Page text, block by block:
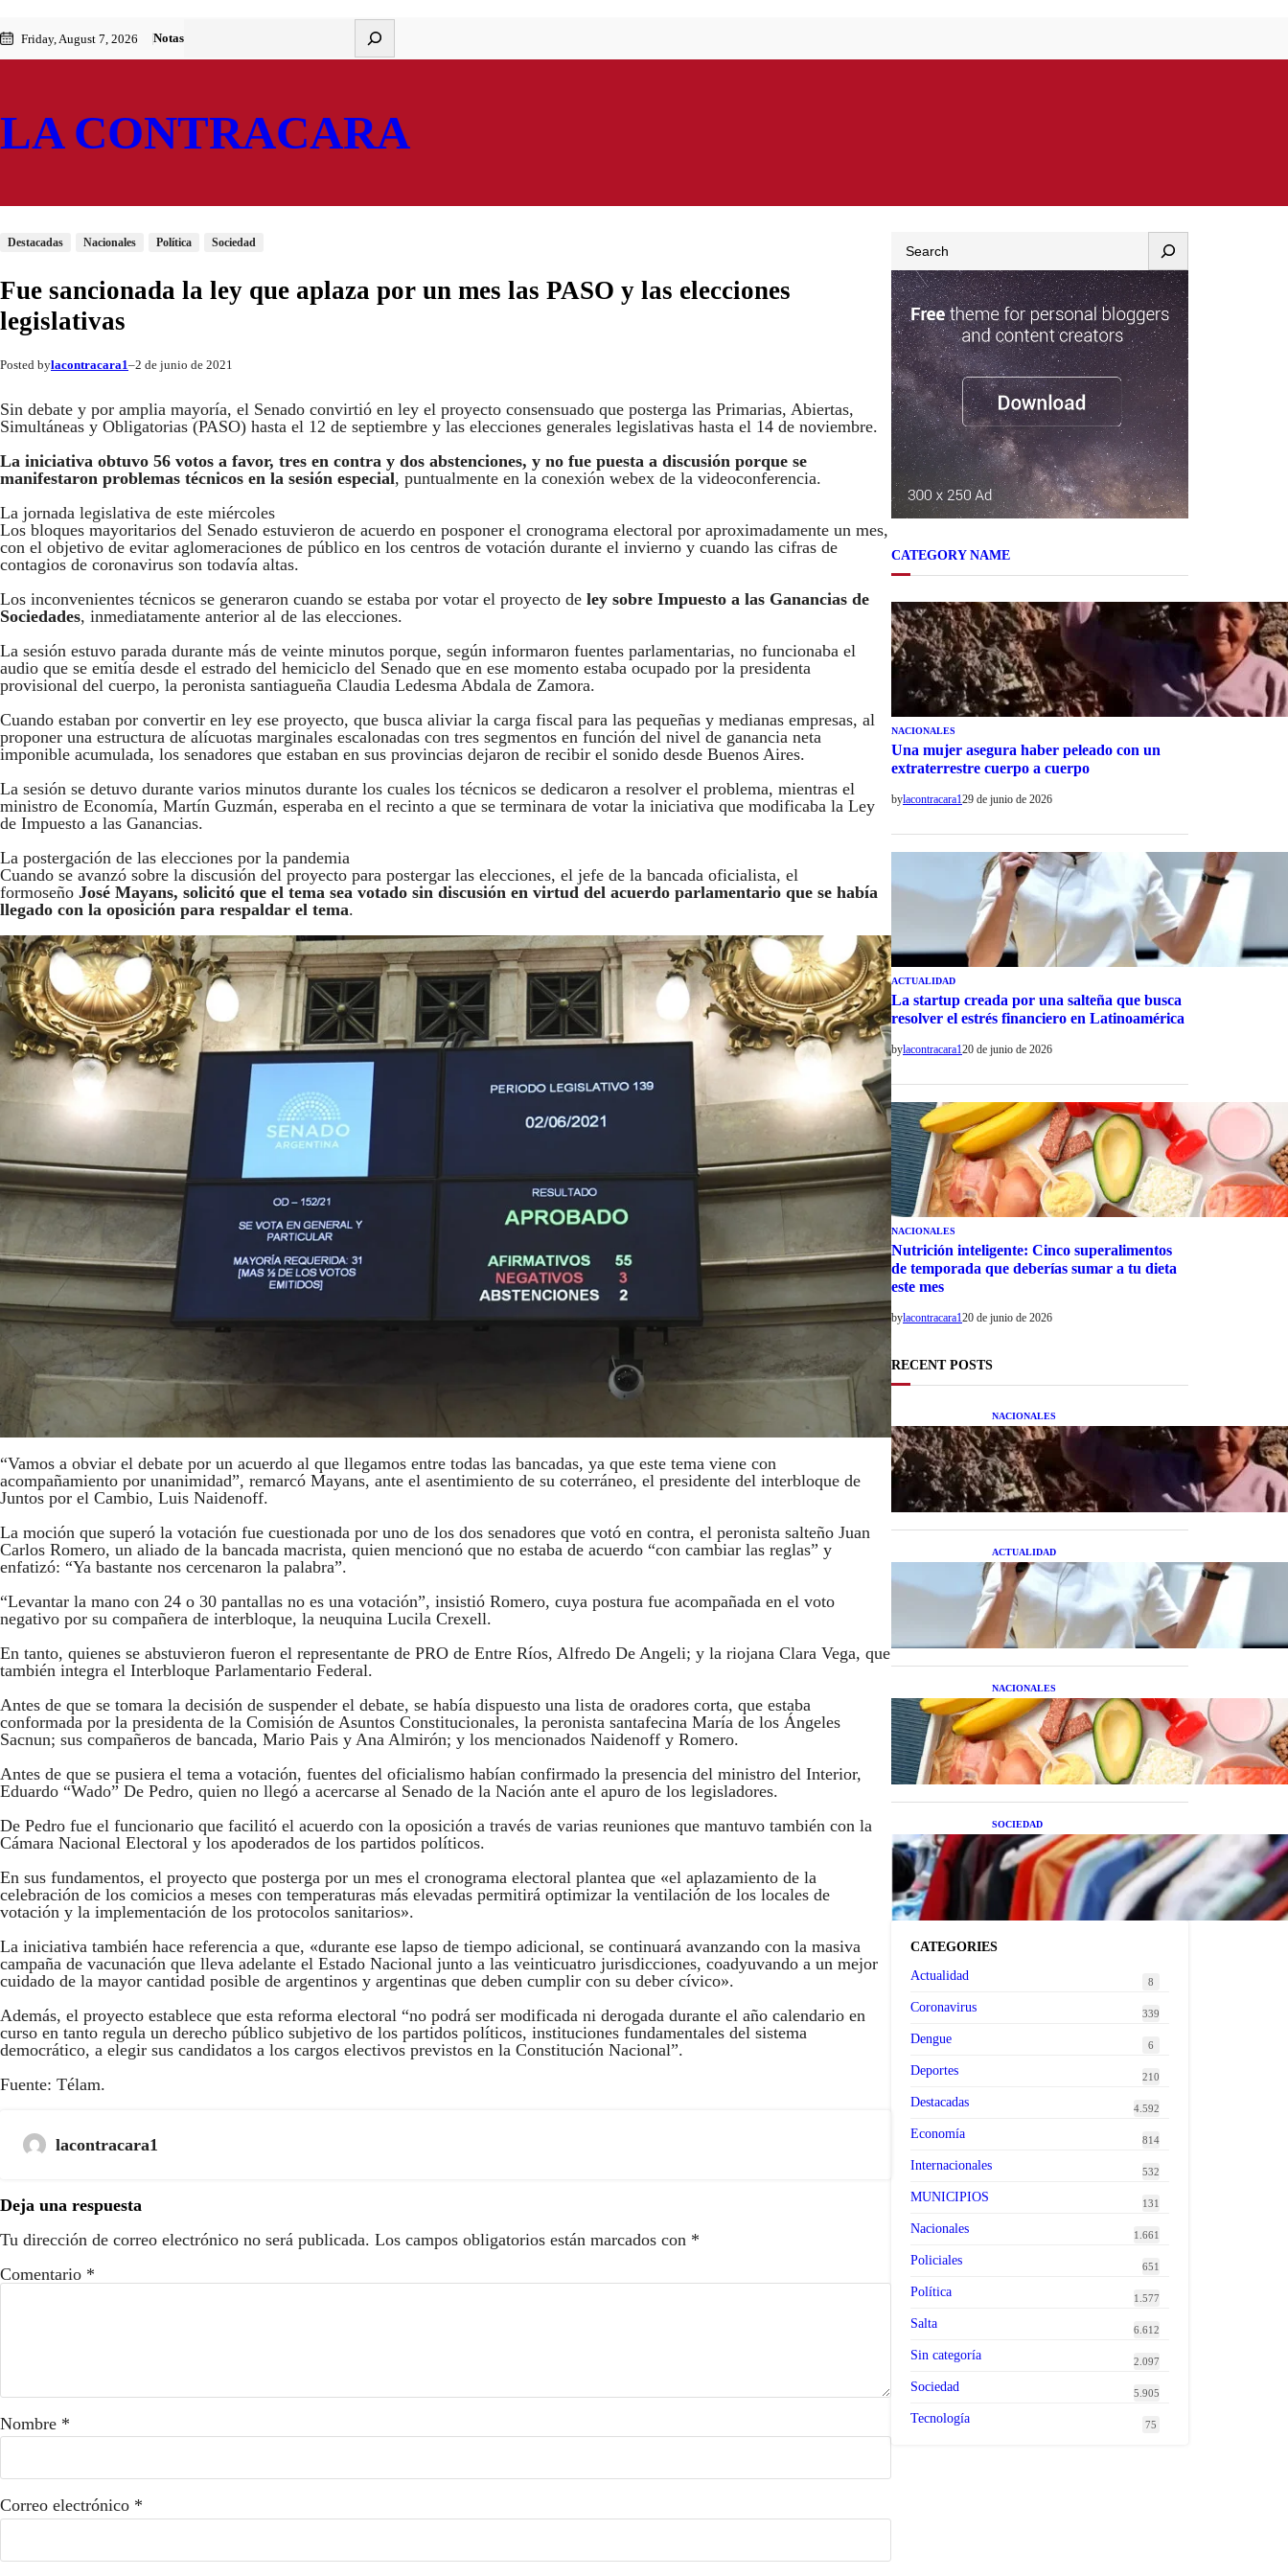
al
contenido
to
content
Friday, August 7, 2026 Notas
LA CONTRACARA
Destacadas Nacionales Política Sociedad
Fue sancionada la ley que aplaza por un mes las PASO y las elecciones
legislativas
Posted bylacontracara1–2 de junio de 2021
Sin debate y por amplia mayoría, el Senado convirtió en ley el proyecto consensuado que posterga las Primarias, Abiertas,
Simultáneas y Obligatorias (PASO) hasta el 12 de septiembre y las elecciones generales legislativas hasta el 14 de noviembre.
La iniciativa obtuvo 56 votos a favor, tres en contra y dos abstenciones, y no fue puesta a discusión porque se
manifestaron problemas técnicos en la sesión especial, puntualmente en la conexión webex de la videoconferencia.
La jornada legislativa de este miércoles
Los bloques mayoritarios del Senado estuvieron de acuerdo en posponer el cronograma electoral por aproximadamente un mes,
con el objetivo de evitar aglomeraciones de público en los centros de votación durante el invierno y cuando las cifras de
contagios de coronavirus son todavía altas.
Los inconvenientes técnicos se generaron cuando se estaba por votar el proyecto de ley sobre Impuesto a las Ganancias de
Sociedades, inmediatamente anterior al de las elecciones.
La sesión estuvo parada durante más de veinte minutos porque, según informaron fuentes parlamentarias, no funcionaba el
audio que se emitía desde el estrado del hemiciclo del Senado que en ese momento estaba ocupado por la presidenta
provisional del cuerpo, la peronista santiagueña Claudia Ledesma Abdala de Zamora.
Cuando estaban por convertir en ley ese proyecto, que busca aliviar la carga fiscal para las pequeñas y medianas empresas, al
proponer una estructura de alícuotas marginales escalonadas con tres segmentos en función del nivel de ganancia neta
imponible acumulada, los senadores que estaban en sus provincias dejaron de recibir el sonido desde Buenos Aires.
La sesión se detuvo durante varios minutos durante los cuales los técnicos se dedicaron a resolver el problema, mientras el
ministro de Economía, Martín Guzmán, esperaba en el recinto a que se terminara de votar la iniciativa que modificaba la Ley
de Impuesto a las Ganancias.
La postergación de las elecciones por la pandemia
Cuando se avanzó sobre la discusión del proyecto para postergar las elecciones, el jefe de la bancada oficialista, el
formoseño José Mayans, solicitó que el tema sea votado sin discusión en virtud del acuerdo parlamentario que se había
llegado con la oposición para respaldar el tema.
“Vamos a obviar el debate por un acuerdo al que llegamos entre todas las bancadas, ya que este tema viene con
acompañamiento por unanimidad”, remarcó Mayans, ante el asentimiento de su coterráneo, el presidente del interbloque de
Juntos por el Cambio, Luis Naidenoff.
La moción que superó la votación fue cuestionada por uno de los dos senadores que votó en contra, el peronista salteño Juan
Carlos Romero, un aliado de la bancada macrista, quien mencionó que no estaba de acuerdo “con cambiar las reglas” y
enfatizó: “Ya bastante nos cercenaron la palabra”.
“Levantar la mano con 24 o 30 pantallas no es una votación”, insistió Romero, cuya postura fue acompañada en el voto
negativo por su compañera de interbloque, la neuquina Lucila Crexell.
En tanto, quienes se abstuvieron fueron el representante de PRO de Entre Ríos, Alfredo De Angeli; y la riojana Clara Vega, que
también integra el Interbloque Parlamentario Federal.
Antes de que se tomara la decisión de suspender el debate, se había dispuesto una lista de oradores corta, que estaba
conformada por la presidenta de la Comisión de Asuntos Constitucionales, la peronista santafecina María de los Ángeles
Sacnun; sus compañeros de bancada, Mario Pais y Ana Almirón; y los mencionados Naidenoff y Romero.
Antes de que se pusiera el tema a votación, fuentes del oficialismo habían confirmado la presencia del ministro del Interior,
Eduardo “Wado” De Pedro, quien no llegó a acercarse al Senado de la Nación ante el apuro de los legisladores.
De Pedro fue el funcionario que facilitó el acuerdo con la oposición a través de varias reuniones que mantuvo también con la
Cámara Nacional Electoral y los apoderados de los partidos políticos.
En sus fundamentos, el proyecto que posterga por un mes el cronograma electoral plantea que «el aplazamiento de la
celebración de los comicios a meses con temperaturas más elevadas permitirá optimizar la ventilación de los locales de
votación y la implementación de los protocolos sanitarios».
La iniciativa también hace referencia a que, «durante ese lapso de tiempo adicional, se continuará avanzando con la masiva
campaña de vacunación que lleva adelante el Estado Nacional junto a las veinticuatro jurisdicciones, coadyuvando a un mejor
cuidado de la mayor cantidad posible de argentinos y argentinas que deben cumplir con su deber cívico».
Además, el proyecto establece que esta reforma electoral “no podrá ser modificada ni derogada durante el año calendario en
curso en tanto regula un derecho público subjetivo de los partidos políticos, instituciones fundamentales del sistema
democrático, a elegir sus candidatos a los cargos electivos previstos en la Constitución Nacional”.
Fuente: Télam.
lacontracara1
Deja una respuesta
Tu dirección de correo electrónico no será publicada. Los campos obligatorios están marcados con *
Comentario *
Nombre *
Correo electrónico *
CATEGORY NAME
NACIONALES
Una mujer asegura haber peleado con un
extraterrestre cuerpo a cuerpo
bylacontracara129 de junio de 2026
ACTUALIDAD
La startup creada por una salteña que busca
resolver el estrés financiero en Latinoamérica
bylacontracara120 de junio de 2026
NACIONALES
Nutrición inteligente: Cinco superalimentos
de temporada que deberías sumar a tu dieta
este mes
bylacontracara120 de junio de 2026
RECENT POSTS
NACIONALES
Una mujer asegura haber
peleado con un extraterrestre
cuerpo a cuerpo
ACTUALIDAD
La startup creada por una
salteña que busca resolver el
estrés financiero en
Latinoamérica
NACIONALES
Nutrición inteligente: Cinco
superalimentos de temporada
que deberías sumar a tu dieta
este mes
SOCIEDAD
Las grandes marcas globales
se suman a la tendencia de la
ropa de segunda mano
premium
CATEGORIES
Actualidad
8
Coronavirus 339
Dengue 6
Deportes 210
Destacadas 4.592
Economía 814
Internacionales 532
MUNICIPIOS 131
Nacionales 1.661
Policiales 651
Política 1.577
Salta 6.612
Sin categoría 2.097
Sociedad 5.905
Tecnología 75